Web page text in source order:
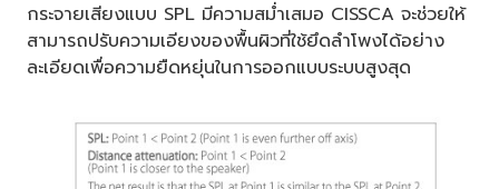
กระจายเสียงแบบ SPL มีความสม่ำเสมอ CISSCA จะช่วยให้
สามารถปรับความเอียงของพื้นผิวที่ใช้ยึดลำโพงได้อย่าง
ละเอียดเพื่อความยืดหยุ่นในการออกแบบระบบสูงสุด